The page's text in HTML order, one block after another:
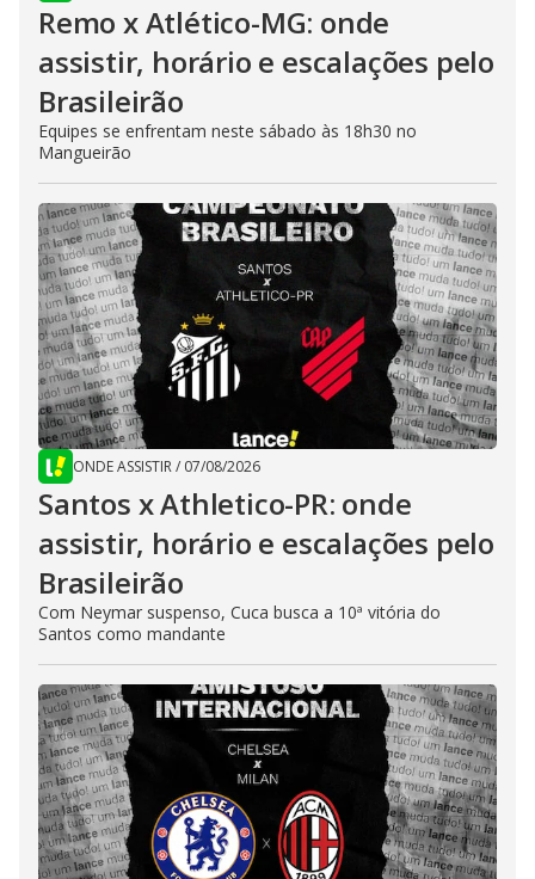
Remo x Atlético-MG: onde
assistir, horário e escalações pelo
Brasileirão
Equipes se enfrentam neste sábado às 18h30 no
Mangueirão
ONDE ASSISTIR/ 07/08/2026
Santos x Athletico-PR: onde
assistir, horário e escalações pelo
Brasileirão
Com Neymar suspenso, Cuca busca a 10ª vitória do
Santos como mandante